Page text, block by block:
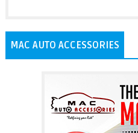
MAC AUTO ACCESSORIES